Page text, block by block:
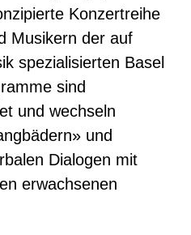
Konzertreihe
Musikern der auf
spezialisierten Basel
sind
und wechseln
und
Dialogen mit
erwachsenen